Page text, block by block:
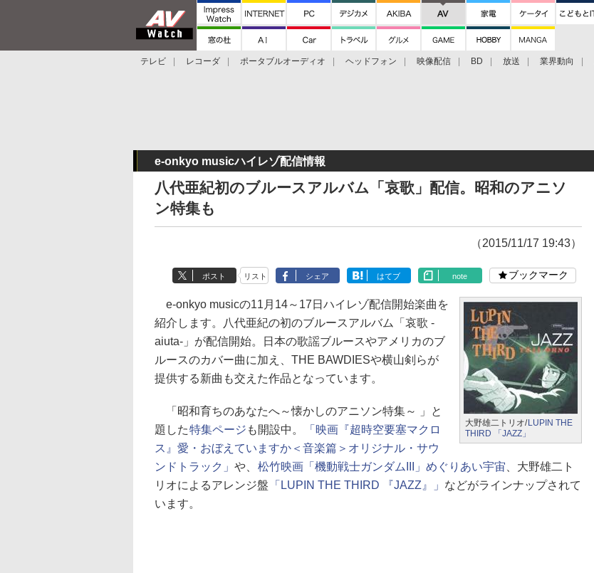
テレビ レコーダ ポータブルオーディオ ヘッドフォン 映像配信 BD 放送 業界動向
e-onkyo musicハイレゾ配信情報
八代亜紀初のブルースアルバム「哀歌」配信。昭和のアニソ
ン特集も
（2015/11/17 19:43）
ポスト リスト シェア はてブ note ブックマーク
大野雄二トリオ/ LUPIN THE
THIRD 「JAZZ」
e-onkyo musicの11月14～17日ハイレゾ配信開始楽曲を
紹介します。八代亜紀の初のブルースアルバム「哀歌 -
aiuta-」が配信開始。日本の歌謡ブルースやアメリカのブ
ルースのカバー曲に加え、THE BAWDIESや横山剣らが
提供する新曲も交えた作品となっています。
「昭和育ちのあなたへ～懐かしのアニソン特集～ 」と
題した特集ページ も開設中。
「映画『超時空要塞マクロ
ス』愛・おぼえていますか＜音楽篇＞オリジナル・サウ
ンドトラック」 や、 松竹映画「機動戦士ガンダムIII」めぐりあい宇宙 、大野雄二ト
リオによるアレンジ盤
「LUPIN THE THIRD 『JAZZ』」 などがラインナップされて
います。